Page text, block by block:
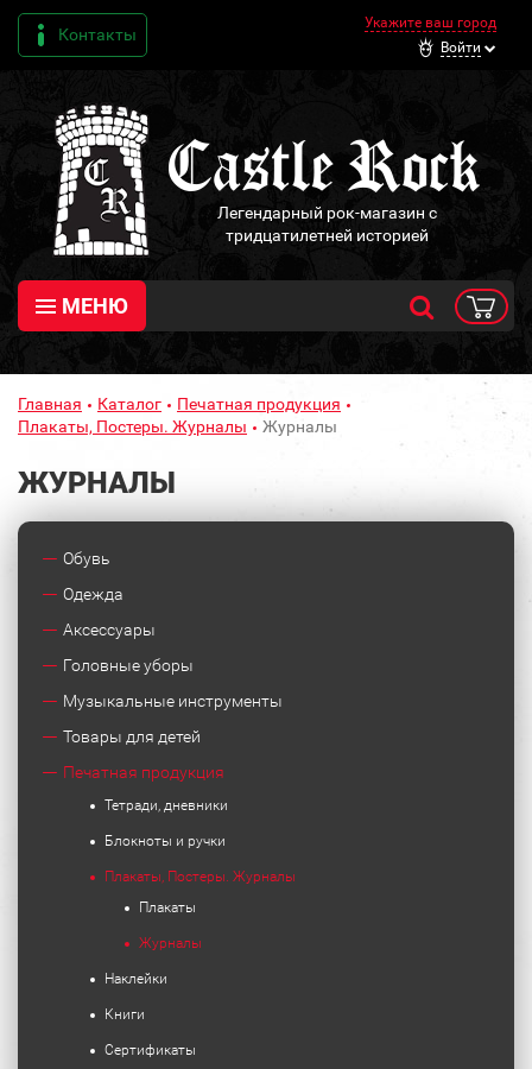
Контакты
Укажите ваш город
Войти
Легендарный рок-магазин с
тридцатилетней историей
МЕНЮ
Главная Каталог
Печатная продукция
Плакаты, Постеры. Журналы
Журналы
ЖУРНАЛЫ
Обувь
Одежда
Аксессуары
Головные уборы
Музыкальные инструменты
Товары для детей
Печатная продукция
Тетради, дневники
Блокноты и ручки
Плакаты, Постеры. Журналы
Плакаты
Журналы
Наклейки
Книги
Сертификаты